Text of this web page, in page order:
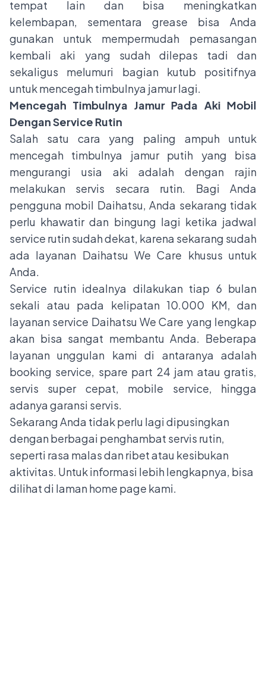
tempat lain dan bisa meningkatkan
kelembapan, sementara grease bisa Anda
gunakan untuk mempermudah pemasangan
kembali aki yang sudah dilepas tadi dan
sekaligus melumuri bagian kutub positifnya
untuk mencegah timbulnya jamur lagi.
Mencegah Timbulnya Jamur Pada Aki Mobil
Dengan Service Rutin
Salah satu cara yang paling ampuh untuk
mencegah timbulnya jamur putih yang bisa
mengurangi usia aki adalah dengan rajin
melakukan servis secara rutin. Bagi Anda
pengguna mobil Daihatsu, Anda sekarang tidak
perlu khawatir dan bingung lagi ketika jadwal
service rutin sudah dekat, karena sekarang sudah
ada layanan Daihatsu We Care khusus untuk
Anda.
Service rutin idealnya dilakukan tiap 6 bulan
sekali atau pada kelipatan 10.000 KM, dan
layanan service Daihatsu We Care yang lengkap
akan bisa sangat membantu Anda. Beberapa
layanan unggulan kami di antaranya adalah
booking service, spare part 24 jam atau gratis,
servis super cepat, mobile service, hingga
adanya garansi servis.
Sekarang Anda tidak perlu lagi dipusingkan
dengan berbagai penghambat servis rutin,
seperti rasa malas dan ribet atau kesibukan
aktivitas. Untuk informasi lebih lengkapnya, bisa
dilihat di lamanhome page kami.